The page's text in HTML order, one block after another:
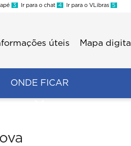
3 Ir para o chat 4 Ir para o VLibras 5
úteis Mapa digital
ONDE FICAR